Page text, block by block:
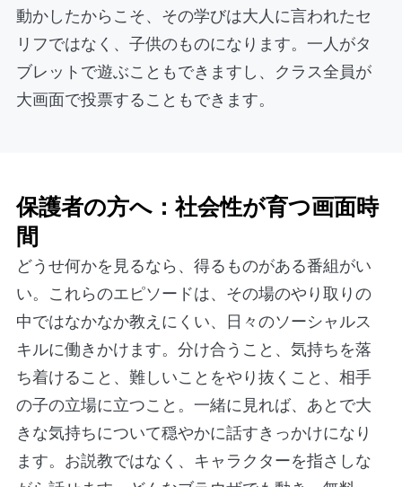
動かしたからこそ、その学びは大人に言われたセ
リフではなく、子供のものになります。一人がタ
ブレットで遊ぶこともできますし、クラス全員が
大画面で投票することもできます。
保護者の方へ：社会性が育つ画面時
間
どうせ何かを見るなら、得るものがある番組がい
い。これらのエピソードは、その場のやり取りの
中ではなかなか教えにくい、日々のソーシャルス
キルに働きかけます。分け合うこと、気持ちを落
ち着けること、難しいことをやり抜くこと、相手
の子の立場に立つこと。一緒に見れば、あとで大
きな気持ちについて穏やかに話すきっかけになり
ます。お説教ではなく、キャラクターを指さしな